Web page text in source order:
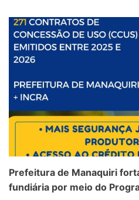
Prefeitura de Manaquiri
fundiária por meio do